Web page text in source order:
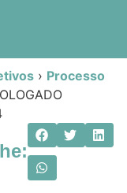
› Processo